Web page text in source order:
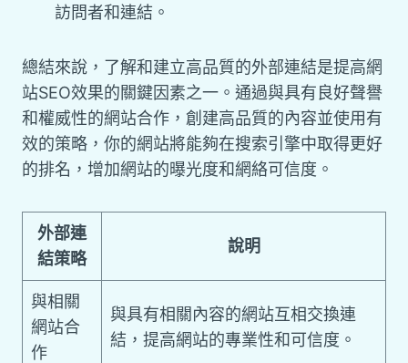
訪問者和連結。
總結來說，了解和建立高品質的外部連結是提高網
站SEO效果的關鍵因素之一。通過與具有良好聲譽
和權威性的網站合作，創建高品質的內容並使用有
效的策略，你的網站將能夠在搜索引擎中取得更好
的排名，增加網站的曝光度和網絡可信度。
外部連
結策略
說明
與相關
網站合
作
與具有相關內容的網站互相交換連
結，提高網站的專業性和可信度。